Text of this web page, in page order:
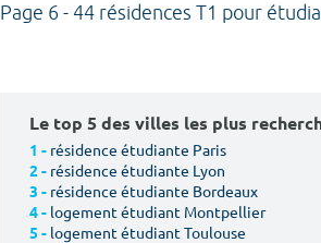
Page 6 - 44 résidences T1 pour
Le top 5 des villes les plus
1 - résidence étudiante Paris
2 - résidence étudiante Lyon
3 - résidence étudiante Bordeaux
4 - logement étudiant Montpellier
5 - logement étudiant Toulouse